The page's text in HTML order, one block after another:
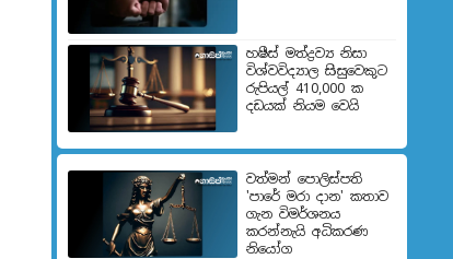
හෂීස් මත්ද්‍රව්‍ය නිසා
විශ්වවිද්‍යාල සිසුවෙකුට
රුපියල් 410,000 ක
දඩයක් නියම වෙයි
වත්මන් පොලිස්පති
'පාරේ මරා දාන' කතාව
ගැන විමර්ශනය
කරන්නැයි අධිකරණ
නියෝග